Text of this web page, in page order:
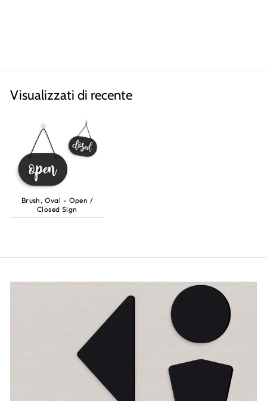
Visualizzati di recente
Brush, Oval - Open /
Closed Sign